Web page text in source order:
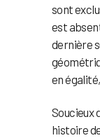
sont
est
dernière
en
Soucieux
histoire